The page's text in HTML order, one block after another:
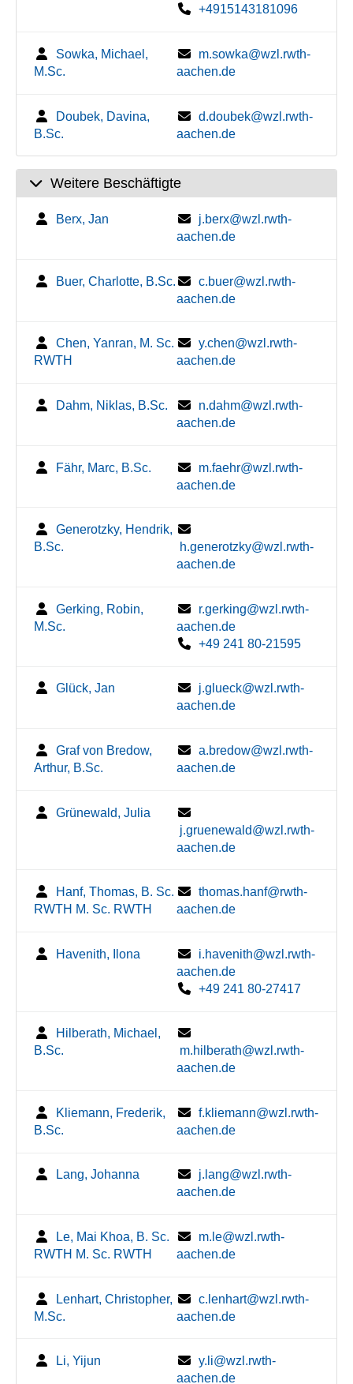
+4915143181096
Sowka, Michael,
M.Sc.
m.sowka@wzl.rwth-
aachen.de
Doubek, Davina,
B.Sc.
d.doubek@wzl.rwth-
aachen.de
Weitere Beschäftigte
Berx, Jan
j.berx@wzl.rwth-
aachen.de
Buer, Charlotte, B.Sc.
c.buer@wzl.rwth-
aachen.de
Chen, Yanran, M. Sc.
RWTH
y.chen@wzl.rwth-
aachen.de
Dahm, Niklas, B.Sc.
n.dahm@wzl.rwth-
aachen.de
Fähr, Marc, B.Sc.
m.faehr@wzl.rwth-
aachen.de
Generotzky, Hendrik,
B.Sc.
h.generotzky@wzl.rwth-
aachen.de
Gerking, Robin,
M.Sc.
r.gerking@wzl.rwth-
aachen.de
+49 241 80-21595
Glück, Jan
j.glueck@wzl.rwth-
aachen.de
Graf von Bredow,
Arthur, B.Sc.
a.bredow@wzl.rwth-
aachen.de
Grünewald, Julia
j.gruenewald@wzl.rwth-
aachen.de
Hanf, Thomas, B. Sc.
RWTH M. Sc. RWTH
thomas.hanf@rwth-
aachen.de
Havenith, Ilona
i.havenith@wzl.rwth-
aachen.de
+49 241 80-27417
Hilberath, Michael,
B.Sc.
m.hilberath@wzl.rwth-
aachen.de
Kliemann, Frederik,
B.Sc.
f.kliemann@wzl.rwth-
aachen.de
Lang, Johanna
j.lang@wzl.rwth-
aachen.de
Le, Mai Khoa, B. Sc.
RWTH M. Sc. RWTH
m.le@wzl.rwth-
aachen.de
Lenhart, Christopher,
M.Sc.
c.lenhart@wzl.rwth-
aachen.de
Li, Yijun
y.li@wzl.rwth-
aachen.de